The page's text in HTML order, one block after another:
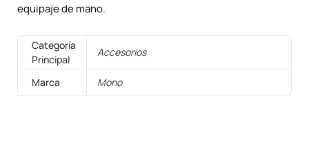
equipaje de mano.
Categoría
Principal
Accesorios
Marca Mono